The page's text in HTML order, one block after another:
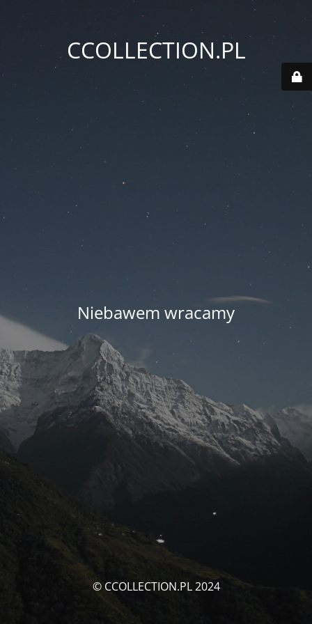
CCOLLECTION.PL
Niebawem wracamy
© CCOLLECTION.PL 2024